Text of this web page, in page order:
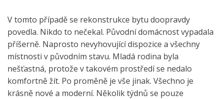
V tomto případě se rekonstrukce bytu doopravdy
povedla. Nikdo to nečekal. Původní domácnost vypadala
příšerně. Naprosto nevyhovující dispozice a všechny
místnosti v původním stavu. Mladá rodina byla
nešťastná, protože v takovém prostředí se nedalo
komfortně žít. Po proměně je vše jinak. Všechno je
krásně nové a moderní. Několik týdnů se pouze